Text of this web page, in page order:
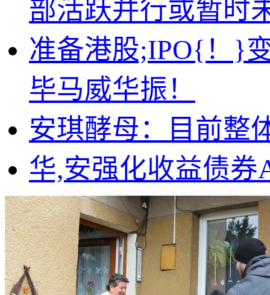
部活跃并行或暂时
准备港股;IPO{！}
毕马威华振！
安琪酵母：目前整
华,安强化收益债